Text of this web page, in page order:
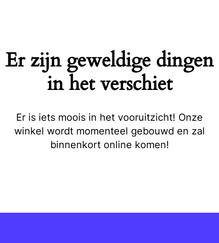
Er zijn geweldige dingen
in het verschiet
Er is iets moois in het vooruitzicht! Onze
winkel wordt momenteel gebouwd en zal
binnenkort online komen!